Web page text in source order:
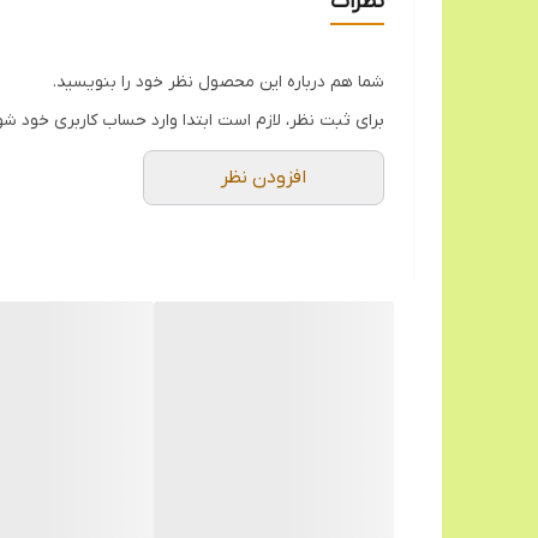
سایزهای مختلف ماکارانی و مربا
شما هم درباره این محصول نظر خود را بنویسید.
برای ثبت نظر، لازم است ابتدا وارد حساب کاربری خود
افزودن نظر